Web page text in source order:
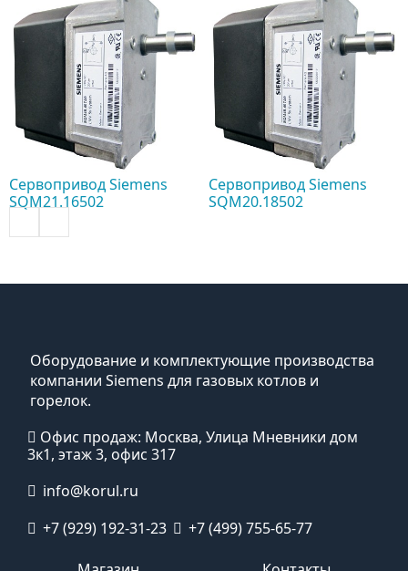
Сервопривод Siemens
SQM21.16502
Сервопривод Siemens
SQM20.18502
Оборудование и комплектующие производства
компании Siemens для газовых котлов и
горелок.
Офис продаж: Москва, Улица Мневники дом
3к1, этаж 3, офис 317
info@korul.ru
+7 (929) 192-31-23
+7 (499) 755-65-77